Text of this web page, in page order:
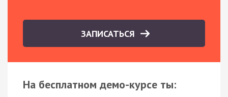
ЗАПИСАТЬСЯ
На бесплатном демо-курсе ты: